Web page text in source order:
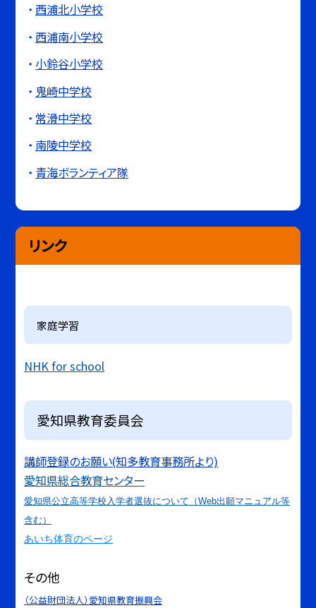
西浦北小学校
西浦南小学校
小鈴谷小学校
鬼崎中学校
常滑中学校
南陵中学校
青海ボランティア隊
リンク
家庭学習
NHK for school
愛知県教育委員会
講師登録のお願い(知多教育事務所より)
愛知県総合教育センター
愛知県公立高等学校入学者選抜について（Web出願マニュアル等
含む）
あいち体育のページ
その他
（公益財団法人）愛知県教育振興会